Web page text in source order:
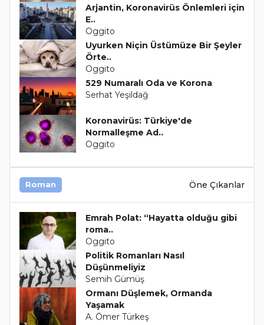
Arjantin, Koronavirüs Önlemleri için
E..
Oggito
Uyurken Niçin Üstümüze Bir Şeyler
Örte..
Oggito
529 Numaralı Oda ve Korona
Serhat Yeşildağ
Koronavirüs: Türkiye'de
Normalleşme Ad..
Oggito
Roman Öne Çıkanlar
Emrah Polat: “Hayatta olduğu gibi
roma..
Oggito
Politik Romanları Nasıl
Düşünmeliyiz
Semih Gümüş
Ormanı Düşlemek, Ormanda
Yaşamak
A. Ömer Türkeş